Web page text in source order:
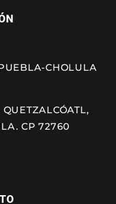
CHOLULA
CP 72760